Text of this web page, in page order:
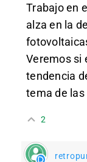
Trabajo en
alza en la
Veremos si
tendencia
tema de
2